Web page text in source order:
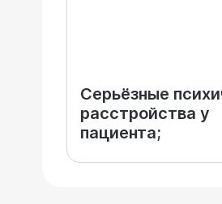
Серьёзные
расстройства у
пациента;